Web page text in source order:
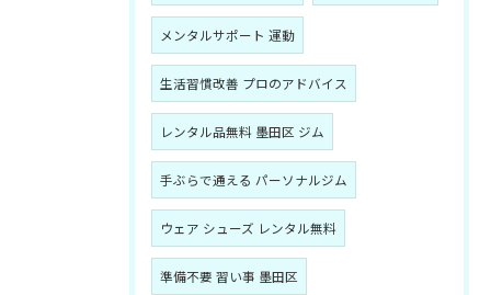
メンタルサポート 運動
生活習慣改善 プロのアドバイス
レンタル品無料 墨田区 ジム
手ぶらで通える パーソナルジム
ウェア シューズ レンタル無料
準備不要 習い事 墨田区